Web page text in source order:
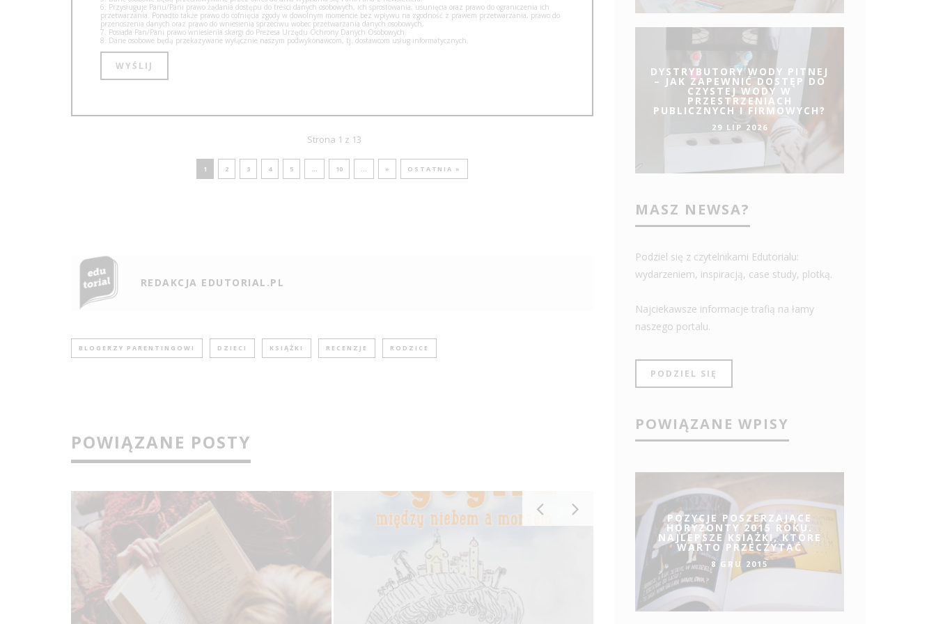
6. Przysługuje Panu/Pani prawo żądania dostępu do treści danych osobowych, ich sprostowania, usunięcia oraz prawo do ograniczenia ich
przetwarzania. Ponadto także prawo do cofnięcia zgody w dowolnym momencie bez wpływu na zgodność z prawem przetwarzania, prawo do
przenoszenia danych oraz prawo do wniesienia sprzeciwu wobec przetwarzania danych osobowych,
7. Posiada Pan/Pani prawo wniesienia skargi do Prezesa Urzędu Ochrony Danych Osobowych.
8. Dane osobowe będą przekazywane wyłącznie naszym podwykonawcom, tj. dostawcom usług informatycznych.
Strona 1 z 13
1 2 3 4 5 ... 10 ... » OSTATNIA »
REDAKCJA EDUTORIAL.PL
BLOGERZY PARENTINGOWI DZIECI KSIĄŻKI RECENZJE RODZICE
POWIĄZANE POSTY
DYSTRYBUTORY WODY PITNEJ
– JAK ZAPEWNIĆ DOSTĘP DO
CZYSTEJ WODY W
PRZESTRZENIACH
PUBLICZNYCH I FIRMOWYCH?
29 LIP 2026
MASZ NEWSA?
Podziel się z czytelnikami Edutorialu:
wydarzeniem, inspiracją, case study, plotką.
Najciekawsze informacje trafią na łamy
naszego portalu.
PODZIEL SIĘ
POWIĄZANE WPISY
POZYCJE POSZERZAJĄCE
HORYZONTY 2015 ROKU.
NAJLEPSZE KSIĄŻKI, KTÓRE
WARTO PRZECZYTAĆ
8 GRU 2015